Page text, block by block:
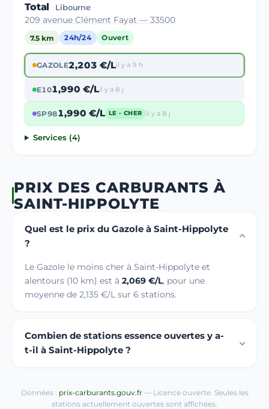
Total Libourne
209 avenue Clément Fayat — 33500
7.5 km 24h/24 Ouvert
GAZOLE2,203 €/Lil y a 9 h
E101,990 €/Lil y a 8 j
SP981,990 €/L LE - CHER il y a 8 j
Services (4)
PRIX DES CARBURANTS À
SAINT-HIPPOLYTE
Quel est le prix du Gazole à Saint-Hippolyte
?
Le Gazole le moins cher à Saint-Hippolyte et
alentours (10 km) est à 2,069 €/L, pour une
moyenne de 2,135 €/L sur 6 stations.
Combien de stations essence ouvertes y a-
t-il à Saint-Hippolyte ?
Données : prix-carburants.gouv.fr— Licence ouverte. Seules les
stations actuellement ouvertes sont affichées.